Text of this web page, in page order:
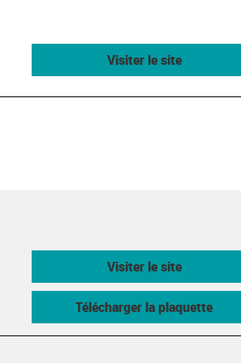
Visiter le site
Visiter le site
Télécharger la plaquette